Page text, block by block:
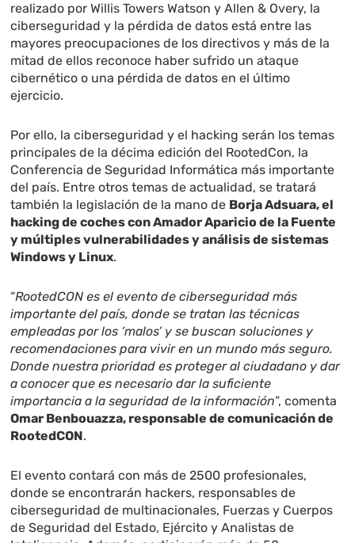
realizado por Willis Towers Watson y Allen & Overy, la
ciberseguridad y la pérdida de datos está entre las
mayores preocupaciones de los directivos y más de la
mitad de ellos reconoce haber sufrido un ataque
cibernético o una pérdida de datos en el último
ejercicio.
Por ello, la ciberseguridad y el hacking serán los temas
principales de la décima edición del RootedCon, la
Conferencia de Seguridad Informática más importante
del país. Entre otros temas de actualidad, se tratará
también la legislación de la mano de Borja Adsuara, el
hacking de coches con Amador Aparicio de la Fuente
y múltiples vulnerabilidades y análisis de sistemas
Windows y Linux.
“RootedCON es el evento de ciberseguridad más
importante del país, donde se tratan las técnicas
empleadas por los ‘malos’ y se buscan soluciones y
recomendaciones para vivir en un mundo más seguro.
Donde nuestra prioridad es proteger al ciudadano y dar
a conocer que es necesario dar la suficiente
importancia a la seguridad de la información”, comenta
Omar Benbouazza, responsable de comunicación de
RootedCON.
El evento contará con más de 2500 profesionales,
donde se encontrarán hackers, responsables de
ciberseguridad de multinacionales, Fuerzas y Cuerpos
de Seguridad del Estado, Ejército y Analistas de